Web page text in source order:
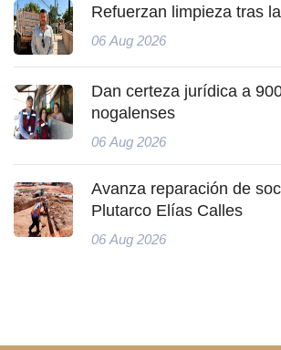
Refuerzan limpieza tras
06 Aug 2026
Dan certeza jurídica a
nogalenses
06 Aug 2026
Avanza reparación de
Plutarco Elías Calles
06 Aug 2026